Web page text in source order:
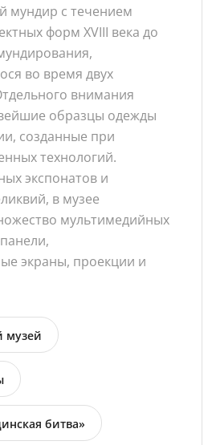
мундир с течением
форм XVIII века до
во время двух
внимания
образцы одежды
созданные при
технологий.
экспонатов и
в музее
мультимедийных
экраны, проекции и
музей
битва»